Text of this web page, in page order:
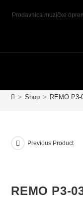
Prodavnica muzičke
> Shop > REMO
Previous Product
REMO P3-